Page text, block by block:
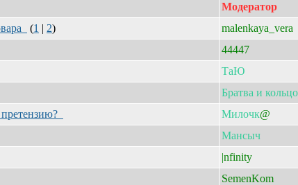
Модератор
(1 | 2) malenkaya_vera
44447
ТаЮ
Братва и кольцо
Милочк@
Мансыч
|nfinity
SemenKom